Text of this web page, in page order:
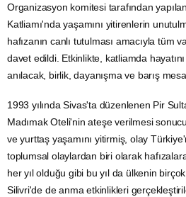
Organizasyon komitesi tarafından
Katliamı'nda yaşamını yitirenlerin
hafızanın canlı tutulması amacıyla tüm
davet edildi. Etkinlikte, katliamda
anılacak, birlik, dayanışma ve barış
1993 yılında Sivas'ta düzenlenen Pir
Madımak Oteli'nin ateşe verilmesi
ve yurttaş yaşamını yitirmiş, olay
toplumsal olaylardan biri olarak
her yıl olduğu gibi bu yıl da ülkenin
Silivri'de de anma etkinlikleri